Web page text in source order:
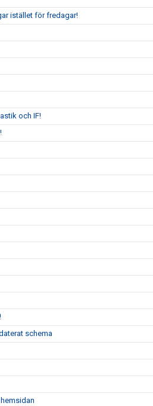
istället för fredagar!
och IF!
schema